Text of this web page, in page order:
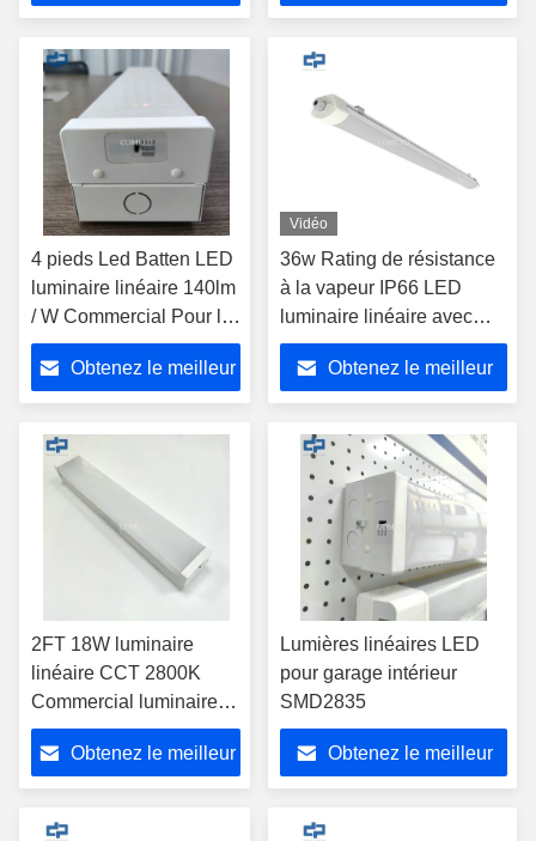
4 pieds Led Batten LED
luminaire linéaire 140lm
/ W Commercial Pour le
bureau
Obtenez le meilleur
Vidéo
36w Rating de résistance
à la vapeur IP66 LED
luminaire linéaire avec
capteur à micro-ondes
6000KObtenez le meilleur
2FT 18W luminaire
linéaire CCT 2800K
Commercial luminaire
linéaire suspendu
Obtenez le meilleur
Lumières linéaires LED
pour garage intérieur
SMD2835
Obtenez le meilleur